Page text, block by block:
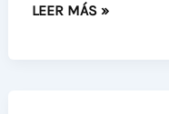
LA
LEER MÁS »